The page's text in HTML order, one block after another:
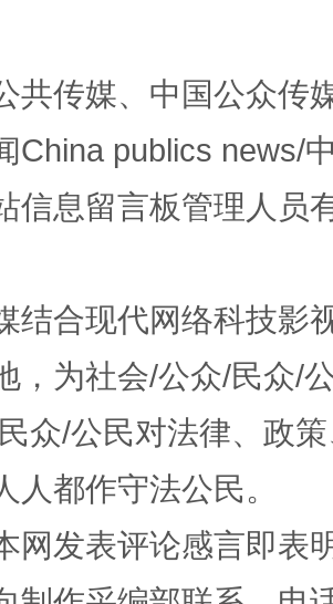
旅游的“隐身衣” 如何以
王建安的艺术幻境
共传媒、中国公众传
China publics news/
信息留言板管理人员
结合现代网络科技影
，为社会/公众/民众/
众/公民对法律、政
人都作守法公民。
网发表评论感言即表